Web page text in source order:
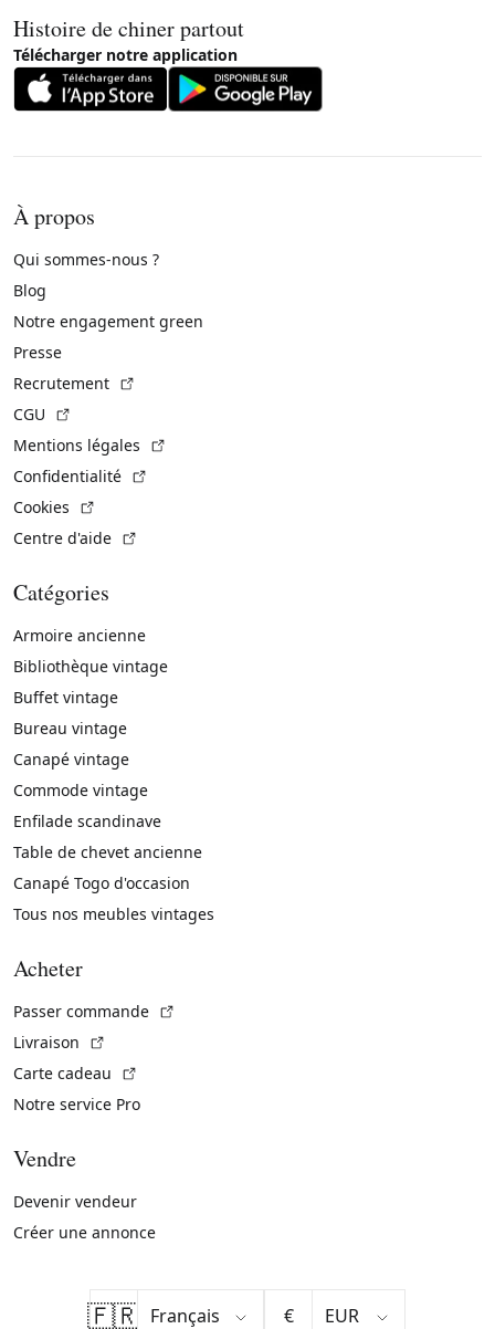
Histoire de chiner partout
Télécharger notre application
À propos
Qui sommes-nous ?
Blog
Notre engagement green
Presse
Recrutement
CGU
Mentions légales
Confidentialité
Cookies
Centre d'aide
Catégories
Armoire ancienne
Bibliothèque vintage
Buffet vintage
Bureau vintage
Canapé vintage
Commode vintage
Enfilade scandinave
Table de chevet ancienne
Canapé Togo d'occasion
Tous nos meubles vintages
Acheter
Passer commande
Livraison
Carte cadeau
Notre service Pro
Vendre
Devenir vendeur
Créer une annonce
🇫🇷 €